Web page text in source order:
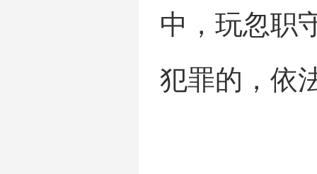
中，玩忽职
犯罪的，依